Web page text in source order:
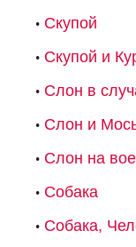
Скупой
Скупой и
Слон в
Слон и
Слон на
Собака
Собака,